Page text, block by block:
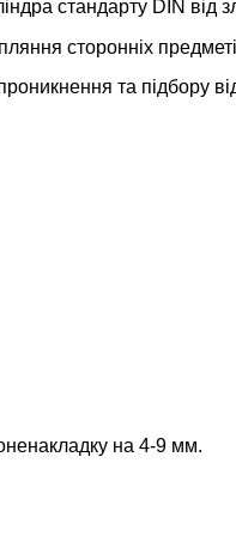
стандарту DIN від
сторонніх
та підбору
на 4-9 мм.